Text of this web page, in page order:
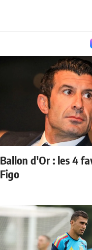
Ballon d'Or : les 4
Figo